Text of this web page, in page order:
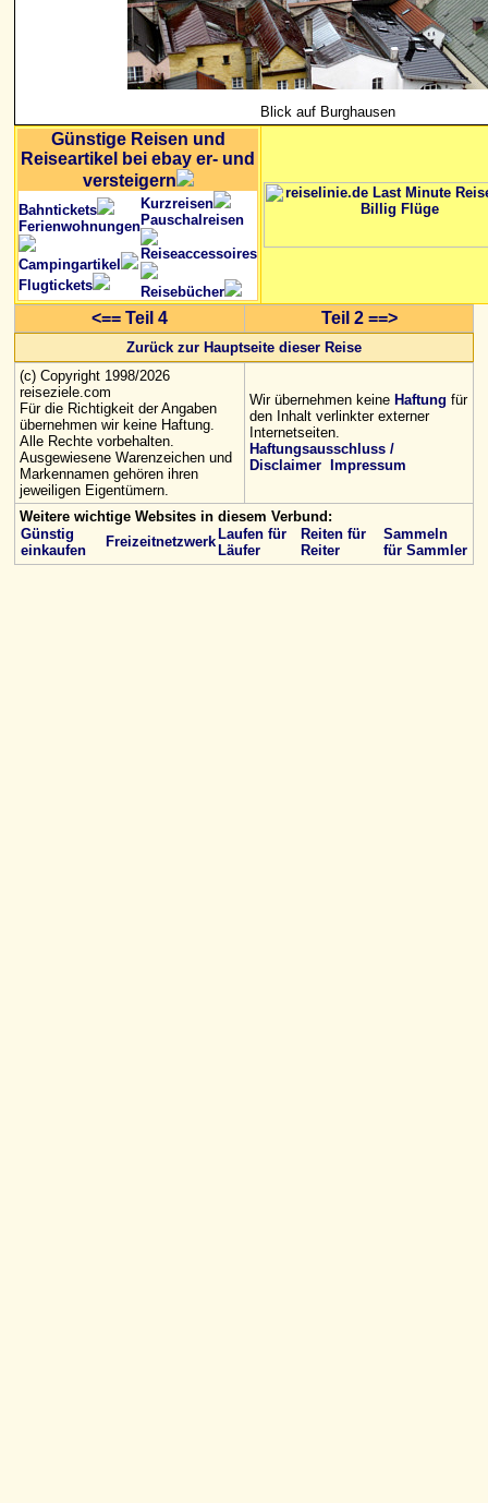
Blick auf Burghausen
Günstige Reisen und
Reiseartikel bei ebay er- und
versteigern
Bahntickets
Ferienwohnungen
Campingartikel
Flugtickets
Kurzreisen
Pauschalreisen
Reiseaccessoires
Reisebücher
<== Teil 4 Teil 2 ==>
Zurück zur Hauptseite dieser Reise
(c) Copyright 1998/2026
reiseziele.com
Für die Richtigkeit der Angaben
übernehmen wir keine Haftung.
Alle Rechte vorbehalten.
Ausgewiesene Warenzeichen und
Markennamen gehören ihren
jeweiligen Eigentümern.
Wir übernehmen keine Haftung für
den Inhalt verlinkter externer
Internetseiten.
Haftungsausschluss /
Disclaimer
Impressum
Weitere wichtige Websites in diesem Verbund:
Günstig
einkaufen
Freizeitnetzwerk Laufen für
Läufer
Reiten für
Reiter
Sammeln
für Sammler